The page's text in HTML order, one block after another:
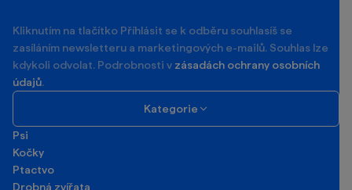
Kliknutím na tlačítko Příhlásit se k odběru souhlasíš se
zasíláním newsletteru a marketingových e-mailů. Souhlas lze
kdykoli odvolat. Podrobnosti v zásadách ochrany osobních
údajů.
Kategorie
Psi
Kočky
Ptactvo
Drobná zvířata